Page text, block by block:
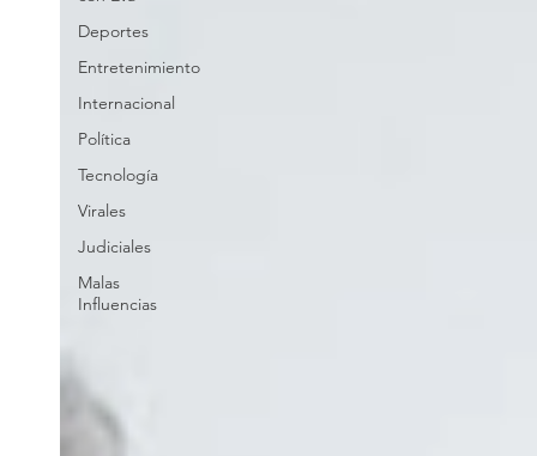
Deportes
Entretenimiento
Internacional
Política
Tecnología
Virales
Judiciales
Malas
Influencias